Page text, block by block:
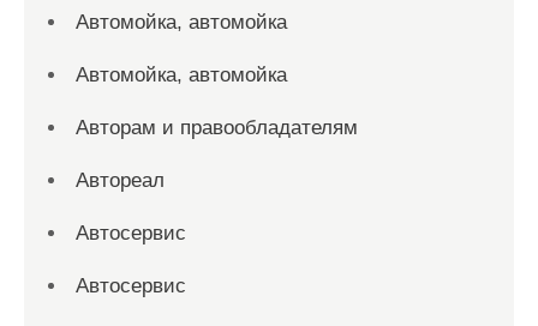
Автомойка, автомойка
Автомойка, автомойка
Авторам и правообладателям
Автореал
Автосервис
Автосервис